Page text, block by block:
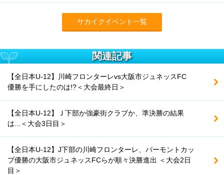
サカイクイベント一覧
関連記事
【全日本U-12】川崎フロンターレvs大阪市ジュネッスFC
優勝を手にしたのは!?＜大会最終日＞
【全日本U-12】Ｊ下部か強豪街クラブか、準決勝の結果
は...＜大会3日目＞
【全日本U-12】J下部の川崎フロンターレ、バーモントカッ
プ優勝の大阪市ジュネッスFCらが順々決勝進出 ＜大会2日
目＞